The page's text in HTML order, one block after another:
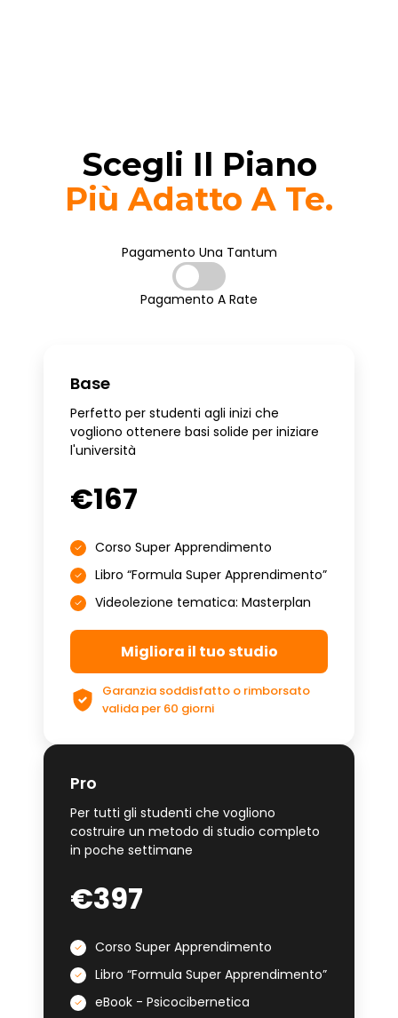
Scegli Il Piano
Più Adatto A Te.
Pagamento Una Tantum
Pagamento A Rate
Base
Perfetto per studenti agli inizi che
vogliono ottenere basi solide per iniziare
l'università
€167
Corso Super Apprendimento
Libro “Formula Super Apprendimento”
Videolezione tematica: Masterplan
Migliora il tuo studio
Garanzia soddisfatto o rimborsato
valida per 60 giorni
Pro
Per tutti gli studenti che vogliono
costruire un metodo di studio completo
in poche settimane
€397
Corso Super Apprendimento
Libro “Formula Super Apprendimento”
eBook - Psicocibernetica